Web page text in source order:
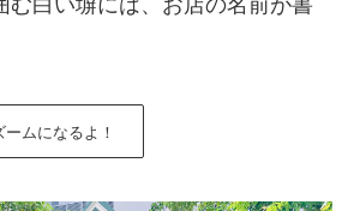
ムになるよ！